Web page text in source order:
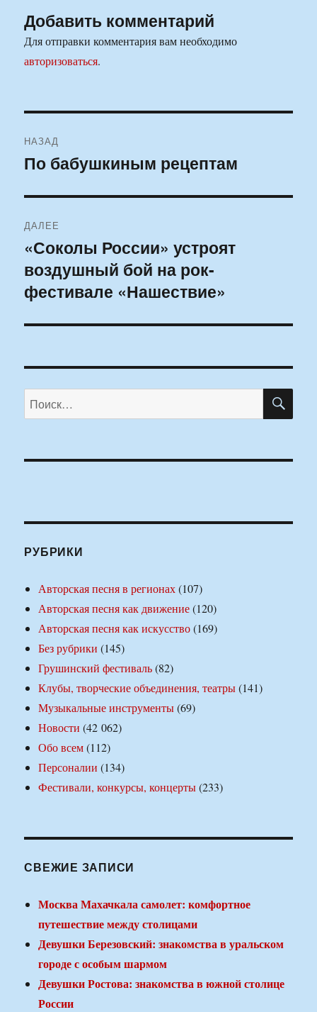
Добавить комментарий
Для отправки комментария вам необходимо
авторизоваться.
по
НАЗАД
Предыдущая
По бабушкиным рецептам
ДАЛЕЕ
Следующая
запись:
«Соколы России» устроят
воздушный бой на рок-
фестивале «Нашествие»
Искать:
РУБРИКИ
Авторская песня в регионах(107)
Авторская песня как движение(120)
Авторская песня как искусство(169)
Без рубрики (145)
Грушинский фестиваль(82)
Клубы, творческие объединения, театры(141)
Музыкальные инструменты(69)
Новости (42 062)
Обо всем(112)
Персоналии (134)
Фестивали, конкурсы, концерты(233)
СВЕЖИЕ ЗАПИСИ
Москва Махачкала самолет: комфортное
путешествие между столицами
Девушки Березовский: знакомства в уральском
городе с особым шармом
Девушки Ростова: знакомства в южной столице
России